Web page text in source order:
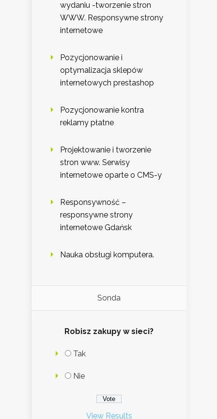
wydaniu -tworzenie stron
WWW. Responsywne strony
internetowe
Pozycjonowanie i
optymalizacja sklepów
internetowych prestashop
Pozycjonowanie kontra
reklamy płatne
Projektowanie i tworzenie
stron www. Serwisy
internetowe oparte o CMS-y
Responsywność –
responsywne strony
internetowe Gdańsk
Nauka obsługi komputera.
Sonda
Robisz zakupy w sieci?
Tak
Nie
View Results